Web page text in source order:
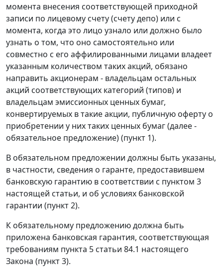
момента внесения соответствующей приходной
записи по лицевому счету (счету депо) или с
момента, когда это лицо узнало или должно было
узнать о том, что оно самостоятельно или
совместно с его аффилированными лицами владеет
указанным количеством таких акций, обязано
направить акционерам - владельцам остальных
акций соответствующих категорий (типов) и
владельцам эмиссионных ценных бумаг,
конвертируемых в такие акции, публичную оферту о
приобретении у них таких ценных бумаг (далее -
обязательное предложение) (пункт 1).
В обязательном предложении должны быть указаны,
в частности, сведения о гаранте, предоставившем
банковскую гарантию в соответствии с пунктом 3
настоящей статьи, и об условиях банковской
гарантии (пункт 2).
К обязательному предложению должна быть
приложена банковская гарантия, соответствующая
требованиям пункта 5 статьи 84.1 настоящего
Закона (пункт 3).